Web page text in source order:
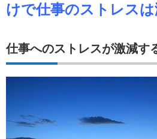
けで仕事のストレス
仕事へのストレスが激減す